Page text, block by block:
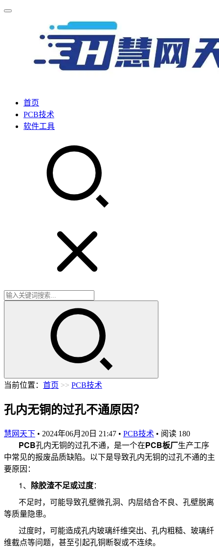
首页
PCB技术
软件工具
当前位置： 首页 >> PCB技术
孔内无铜的过孔不通原因？
慧网天下 • 2024年06月20日 21:47 • PCB技术 • 阅读 180
PCB孔内无铜的过孔不通，是一个在PCB板厂生产工序
中常见的报废品质缺陷。以下是导致孔内无铜的过孔不通的主
要原因：
1、 除胶渣不足或过度：
不足时，可能导致孔壁微孔洞、内层结合不良、孔壁脱离
等质量隐患。
过度时，可能造成孔内玻璃纤维突出、孔内粗糙、玻璃纤
维截点等问题，甚至引起孔铜断裂或不连续。